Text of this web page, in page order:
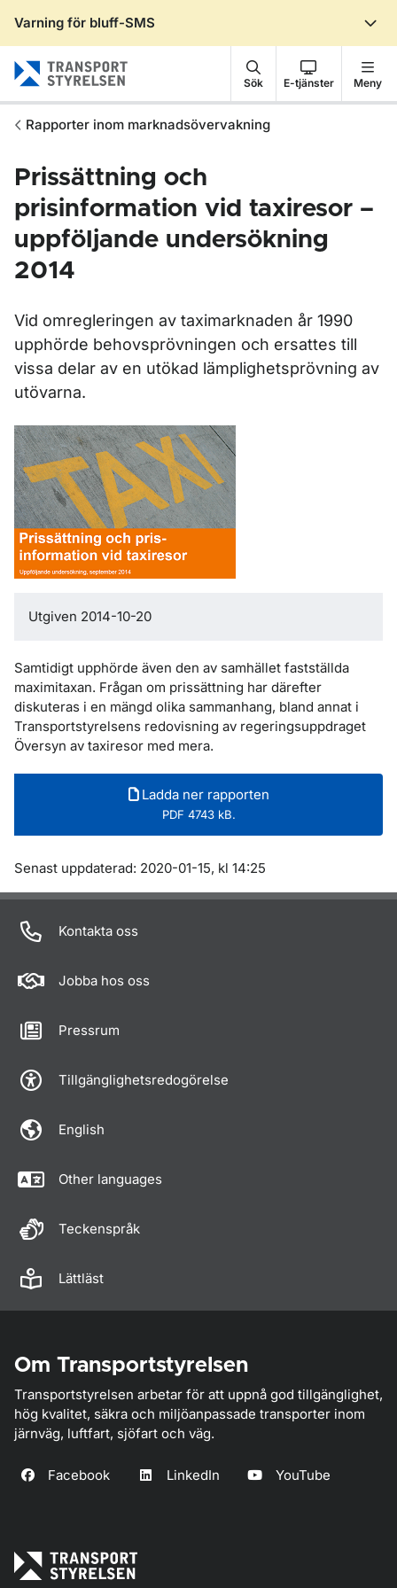
Varning för bluff-SMS
Sök E-tjänster Meny
Rapporter inom marknadsövervakning
Prissättning och
prisinformation vid taxiresor –
uppföljande undersökning
2014
Vid omregleringen av taximarknaden år 1990
upphörde behovsprövningen och ersattes till
vissa delar av en utökad lämplighetsprövning av
utövarna.
Utgiven 2014-10-20
Samtidigt upphörde även den av samhället fastställda
maximitaxan. Frågan om prissättning har därefter
diskuteras i en mängd olika sammanhang, bland annat i
Transportstyrelsens redovisning av regeringsuppdraget
Översyn av taxiresor med mera.
Ladda ner rapporten
PDF 4743 kB.
Om sidan
Senast uppdaterad: 2020-01-15, kl 14:25
Kontakta oss
Jobba hos oss
Pressrum
Tillgänglighetsredogörelse
English
Other languages
Teckenspråk
Lättläst
Om Transportstyrelsen
Transportstyrelsen arbetar för att uppnå god tillgänglighet,
hög kvalitet, säkra och miljöanpassade transporter inom
järnväg, luftfart, sjöfart och väg.
Facebook LinkedIn YouTube